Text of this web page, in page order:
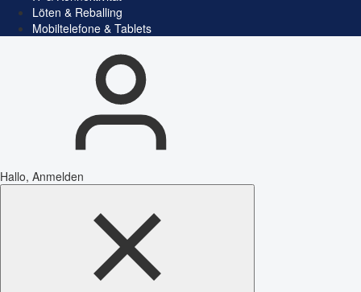
Löten & Reballing
Mobiltelefone & Tablets
Hallo, Anmelden